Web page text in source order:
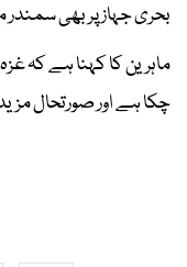
بحری جہاز پر بھی
ماہرین کا کہنا ہے کہ
چکا ہے اور صورتحال